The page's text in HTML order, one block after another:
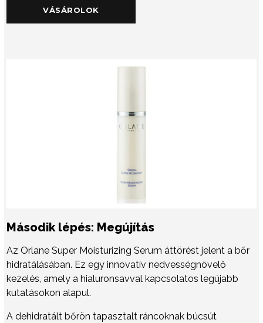
VÁSÁROLOK
Második lépés: Megújítás
Az Orlane Super Moisturizing Serum áttörést jelent a bőr
hidratálásában. Ez egy innovatív nedvességnövelő
kezelés, amely a hialuronsavval kapcsolatos legújabb
kutatásokon alapul.
A dehidratált bőrön tapasztalt ráncoknak búcsút